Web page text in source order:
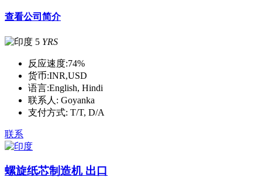
查看公司简介
5 YRS
反应速度:74%
货币:INR,USD
语言:English, Hindi
联系人: Goyanka
支付方式: T/T, D/A
联系
螺旋纸芯制造机 出口